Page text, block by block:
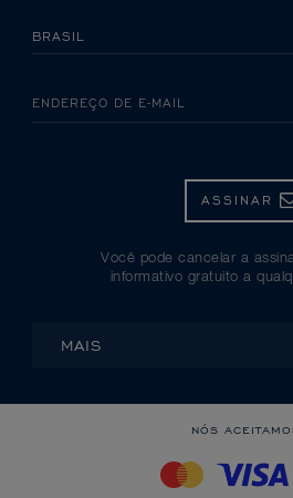
ENDEREÇO DE E-MAIL
ASSINAR
Você pode cancelar a
informativo gratuito a
MAIS
NÓS